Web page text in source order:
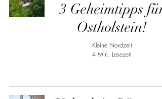
3 Geheimtipps für
Ostholstein!
Kleine Nordzeit
4 Min. Lesezeit